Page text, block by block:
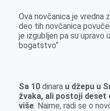
b
o
o
e
n
e
d
Ova novčanica je vredna
deo tih novčanica
je izgubljen pa su upravo
bogatstvo“
Sa 10 dinarau džepu u
žvaka, ali postoji deset
više. Naime, radi se o